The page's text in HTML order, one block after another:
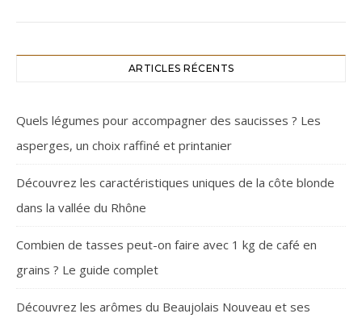
ARTICLES RÉCENTS
Quels légumes pour accompagner des saucisses ? Les
asperges, un choix raffiné et printanier
Découvrez les caractéristiques uniques de la côte blonde
dans la vallée du Rhône
Combien de tasses peut-on faire avec 1 kg de café en
grains ? Le guide complet
Découvrez les arômes du Beaujolais Nouveau et ses